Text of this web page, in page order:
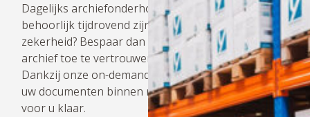
Dagelijks archiefonderhoud en -beheer kan
behoorlijk tijdrovend zijn. Nood aan kwaliteit én
zekerheid? Bespaar dan tijd en ruimte door uw
archief toe te vertrouwen aan Youston Group.
Dankzij onze on-demand opvraagservice staan al
uw documenten binnen minder dan 60 minuten
voor u klaar.